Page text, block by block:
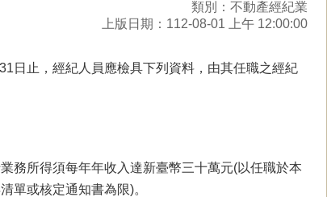
類別：不動產經紀業
上版日期：112-08-01 上午 12:00:00
日止，經紀人員應檢具下列資料，由其任職之經紀
務所得須每年年收入達新臺幣三十萬元(以任職於本
單或核定通知書為限)。